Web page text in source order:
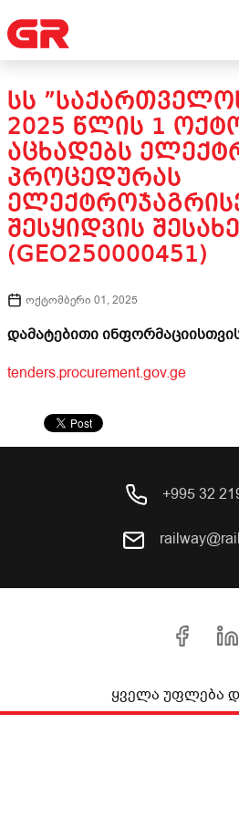
ᲡᲡ
2025 ᲬᲚᲘᲡ 1
ᲐᲪᲮᲐᲓᲔᲑᲡ
ᲞᲠᲝᲪᲔᲓᲣᲠᲐᲡ
ᲨᲔᲡᲧᲘᲓᲕᲘᲡ
(GEO250000451)
ოქტომბერი 01, 2025
დამატებითი
tenders.procurement.gov.ge
+995 32
ყველა უფლება